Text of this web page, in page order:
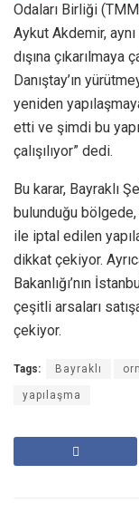
Odaları Birliği
Aykut Akdemir,
dışına çıkarılmaya
Danıştay’ın
yeniden
etti ve şimdi bu
çalışılıyor” dedi.
Bu karar, Bayraklı
bulunduğu
ile iptal edilen
dikkat çekiyor.
Bakanlığı’nın
çeşitli arsaları
çekiyor.
Tags: Bayraklı
yapılaşma